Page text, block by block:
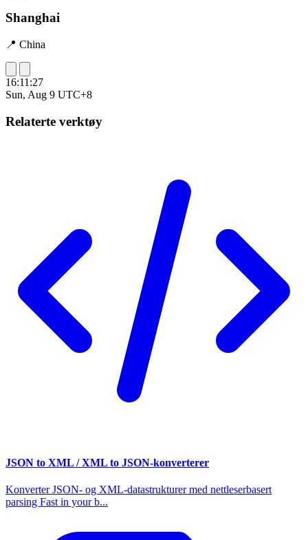
Shanghai
📍 China
16:11:28
Sun, Aug 9 UTC+8
Relaterte verktøy
JSON to XML / XML to JSON-konverterer
Konverter JSON- og XML-datastrukturer med nettleserbasert
parsing Fast in your b...